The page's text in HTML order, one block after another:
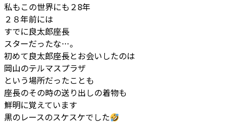
私もこの世界にも２8年
２８年前には
すでに良太郎座長
スターだったな…。
初めて良太郎座長とお会いしたのは
岡山のテルマスプラザ
という場所だったことも
座長のその時の送り出しの着物も
鮮明に覚えています
黒のレースのスケスケでした